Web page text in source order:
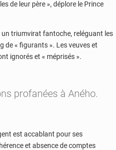
de leur père », déplore le Prince
un triumvirat fantoche, reléguant les
de « figurants ». Les veuves et
ignorés et « méprisés ».
profanées à Aného.
est accablant pour ses
et absence de comptes